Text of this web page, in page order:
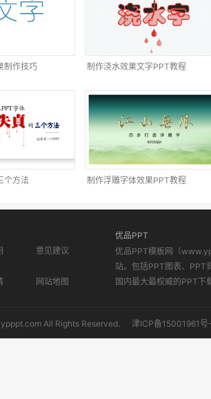
制作技巧 制作浇水效果文字PPT教程
个方法 制作浮雕字体效果PPT教程
意见建议
网站地图
优品PPT
优品PPT模板网（
站。包括PPT图表、PPT
国内最大最权威的PPT下
All Rights Reserved. 津ICP备15001961号